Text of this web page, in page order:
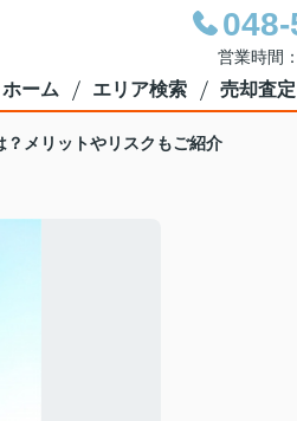
営業時間
ホーム エリア検索 売却査定
メリットやリスクもご紹介